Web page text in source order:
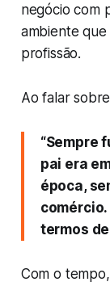
negócio com
ambiente
profissão.
Ao falar
“Sempre
pai era
época,
termos
Com o